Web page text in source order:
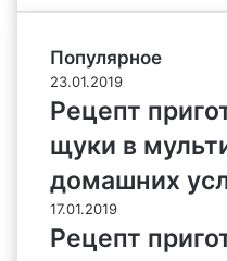
Популярное
23.01.2019
Рецепт
щуки в
домашних
17.01.2019
Рецепт